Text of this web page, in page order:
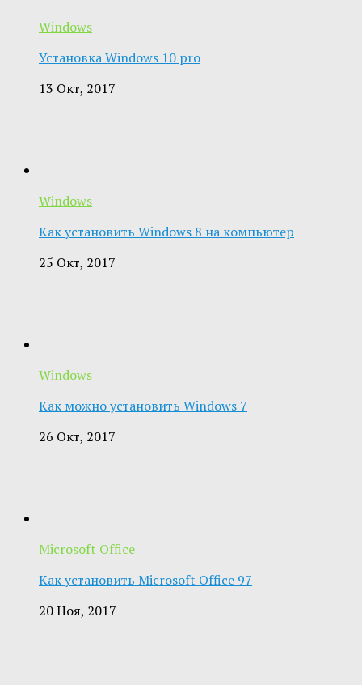
Windows
Установка Windows 10 pro
13 Окт, 2017
Windows
Как установить Windows 8 на компьютер
25 Окт, 2017
Windows
Как можно установить Windows 7
26 Окт, 2017
Microsoft Office
Как установить Microsoft Office 97
20 Ноя, 2017